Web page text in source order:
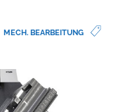
MECH. BEARBEITUNG